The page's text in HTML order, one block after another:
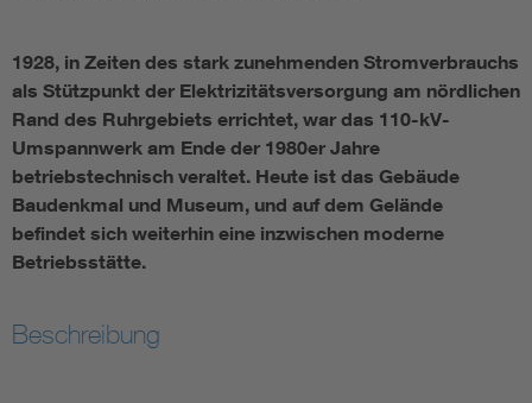
1928, in Zeiten des stark zunehmenden Stromverbrauchs
als Stützpunkt der Elektrizitätsversorgung am nördlichen
Rand des Ruhrgebiets errichtet, war das 110-kV-
Umspannwerk am Ende der 1980er Jahre
betriebstechnisch veraltet. Heute ist das Gebäude
Baudenkmal und Museum, und auf dem Gelände
befindet sich weiterhin eine inzwischen moderne
Betriebsstätte.
Beschreibung